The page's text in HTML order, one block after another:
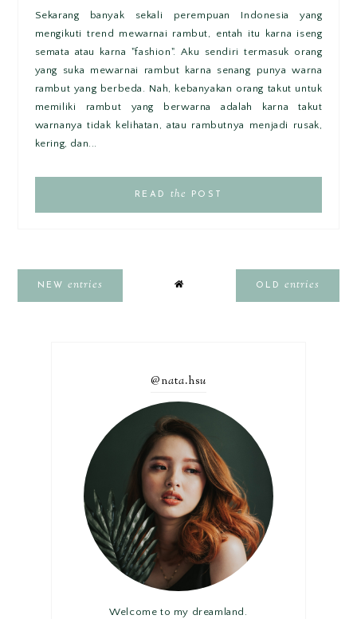
Sekarang banyak sekali perempuan Indonesia yang
mengikuti trend mewarnai rambut, entah itu karna iseng
semata atau karna "fashion". Aku sendiri termasuk orang
yang suka mewarnai rambut karna senang punya warna
rambut yang berbeda. Nah, kebanyakan orang takut untuk
memiliki rambut yang berwarna adalah karna takut
warnanya tidak kelihatan, atau rambutnya menjadi rusak,
kering, dan...
READ the POST
NEWentries OLD entries
@nata.hsu
Welcome to my dreamland.